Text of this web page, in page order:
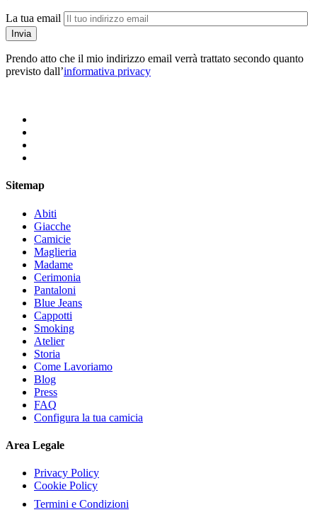
La tua email
Prendo atto che il mio indirizzo email verrà trattato secondo quanto
previsto dall’informativa privacy
Sitemap
Abiti
Giacche
Camicie
Maglieria
Madame
Cerimonia
Pantaloni
Blue Jeans
Cappotti
Smoking
Atelier
Storia
Come Lavoriamo
Blog
Press
FAQ
Configura la tua camicia
Area Legale
Privacy Policy
Cookie Policy
Termini e Condizioni